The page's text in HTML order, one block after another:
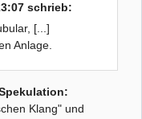
schrieb:
[...]
Anlage.
Klang" und